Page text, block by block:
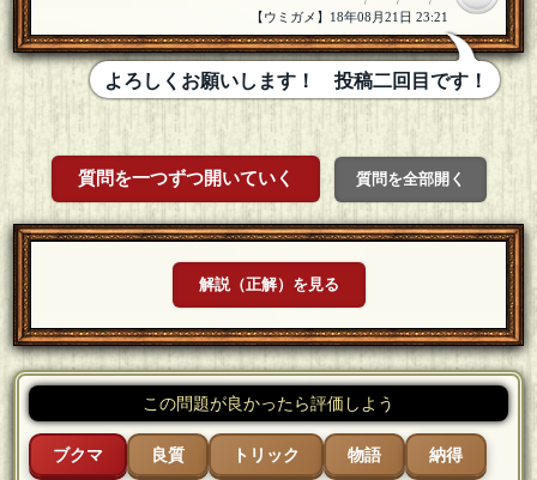
【ウミガメ】18年08月21日 23:21
よろしくお願いします！ 投稿二回目です！
質問を一つずつ開いていく 質問を全部開く
解説（正解）を見る
この問題が良かったら評価しよう
ブクマ 良質 トリック 物語 納得